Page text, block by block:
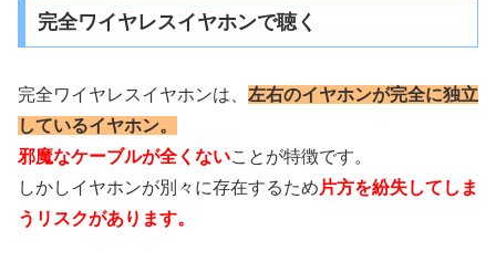
完全ワイヤレスイヤホンで聴く
完全ワイヤレスイヤホンは、 左右のイヤホンが完全に独立
しているイヤホン。
邪魔なケーブルが全くないことが特徴です。
しかしイヤホンが別々に存在するため 片方を紛失してしま
うリスクがあります。